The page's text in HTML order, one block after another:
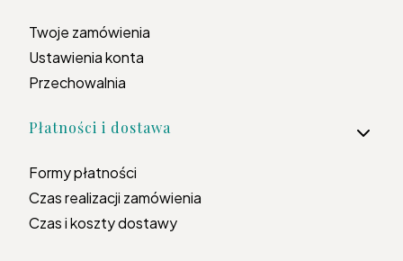
Twoje zamówienia
Ustawienia konta
Przechowalnia
Płatności i dostawa
Formy płatności
Czas realizacji zamówienia
Czas i koszty dostawy